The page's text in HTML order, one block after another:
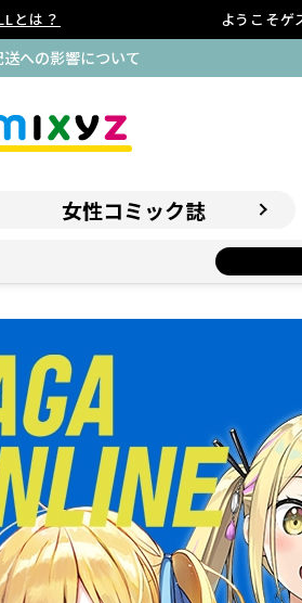
とは？ ようこそゲ
への影響について
女性コミック誌